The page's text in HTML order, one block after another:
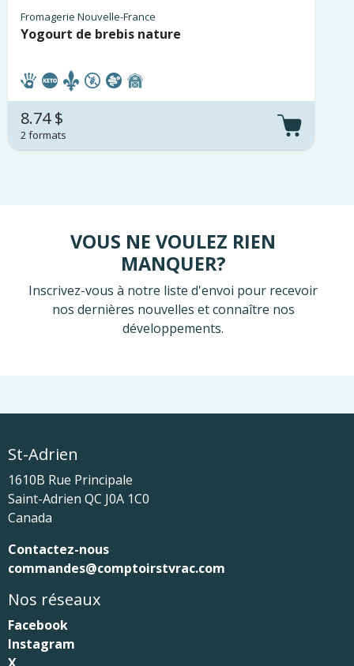
Fromagerie Nouvelle-France
Yogourt de brebis nature
8.74 $
2 formats
VOUS NE VOULEZ RIEN
MANQUER?
Inscrivez-vous à notre liste d'envoi pour recevoir
nos dernières nouvelles et connaître nos
développements.
St-Adrien
1610B Rue Principale
Saint-Adrien QC J0A 1C0
Canada
Contactez-nous
commandes@comptoirstvrac.com
Nos réseaux
Facebook
Instagram
X